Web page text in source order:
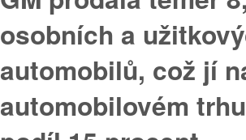
osobních a
automobilů, což jí
automobilovém